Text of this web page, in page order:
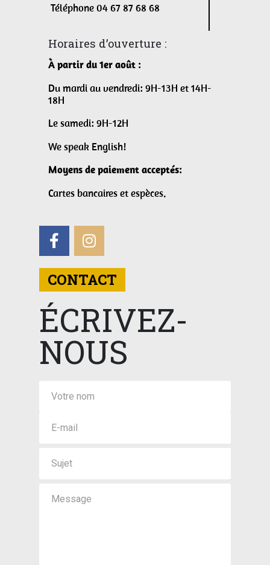
Téléphone 04 67 87 68 68
Horaires d’ouverture :
À partir du 1er août :
Du mardi au vendredi: 9H-13H et 14H-
18H
Le samedi: 9H-12H
We speak English!
Moyens de paiement acceptés:
Cartes bancaires et espèces.
CONTACT
ÉCRIVEZ-
NOUS